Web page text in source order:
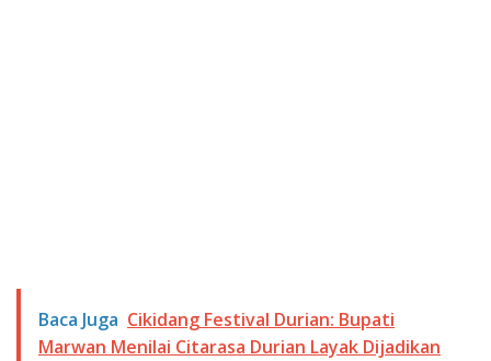
Baca Juga Cikidang Festival Durian: Bupati
Marwan Menilai Citarasa Durian Layak Dijadikan